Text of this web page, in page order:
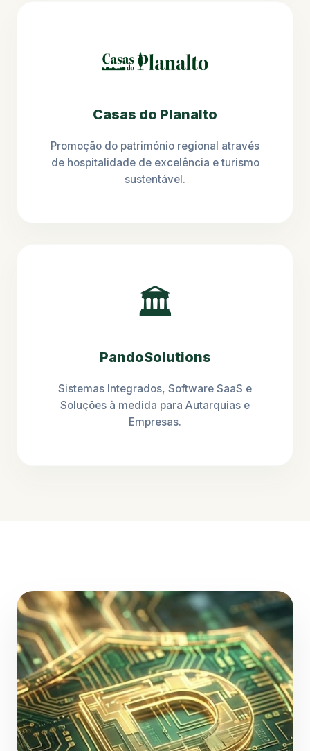
Casas do Planalto
Promoção do património regional através
de hospitalidade de excelência e turismo
sustentável.
🏛️
PandoSolutions
Sistemas Integrados, Software SaaS e
Soluções à medida para Autarquias e
Empresas.